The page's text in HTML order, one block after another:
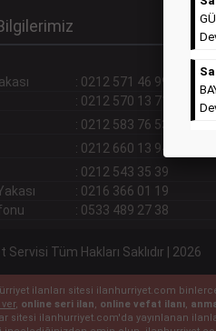
: 0212 571 46 99 (pbx)
: 0212 570 13 71
: 0212 583 76 53
: 0212 660 13 94
: 0212 543 35 39
: 0216 366 01 19
: 0533 489 27 38
Servisi Tüm Hakları Saklıdır | 2026
ilanları sitesi ilanhurriyet.com
, online seri ilan, online vefat ilanı,
sitesi ilanhurriyet.com'da yayınlanan